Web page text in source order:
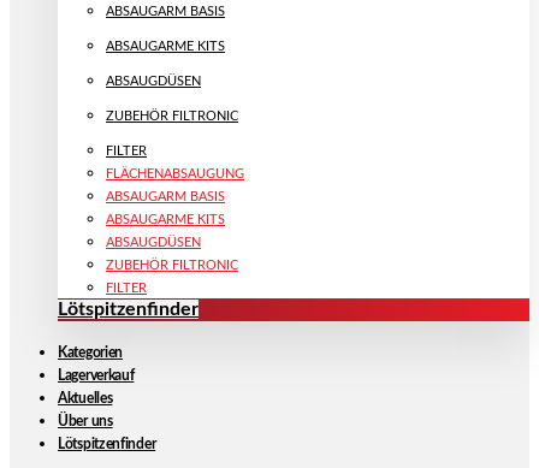
ABSAUGARM BASIS
ABSAUGARME KITS
ABSAUGDÜSEN
ZUBEHÖR FILTRONIC
FILTER
FLÄCHENABSAUGUNG
ABSAUGARM BASIS
ABSAUGARME KITS
ABSAUGDÜSEN
ZUBEHÖR FILTRONIC
FILTER
Lötspitzenfinder
Kategorien
Lagerverkauf
Aktuelles
Über uns
Lötspitzenfinder